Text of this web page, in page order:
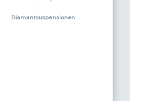
Diamantsuspensionen